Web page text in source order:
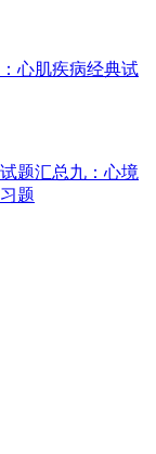
心肌疾病经典试
题汇总九：心境
题